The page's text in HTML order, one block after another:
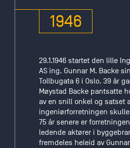
Varslingøkonomiske
fundamentet
for å
besto av en
ny arv,
denne
gangen fra
hans onkel
Karl Backe,
han som
også støttet
1946
29.1.1946 startet den lille
AS ing. Gunnar M. Backe
Tollbugata 6 i Oslo. 39 år
Møystad Backe pantsatte
av en snill onkel og satset
ingeniørforretningen
75 år senere er
ledende aktører i
fremdeles heleid av